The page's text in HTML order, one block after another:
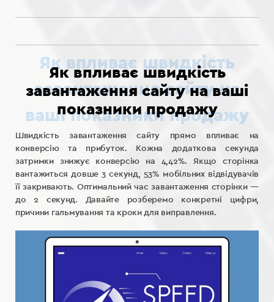
Як впливає швидкість
завантаження сайту на ваші
показники продажу
Швидкість завантаження сайту прямо впливає на
конверсію та прибуток. Кожна додаткова секунда
затримки знижує конверсію на 4,42%. Якщо сторінка
вантажиться довше 3 секунд, 53% мобільних відвідувачів
її закривають. Оптимальний час завантаження сторінки —
до 2 секунд. Давайте розберемо конкретні цифри,
причини гальмування та кроки для виправлення.